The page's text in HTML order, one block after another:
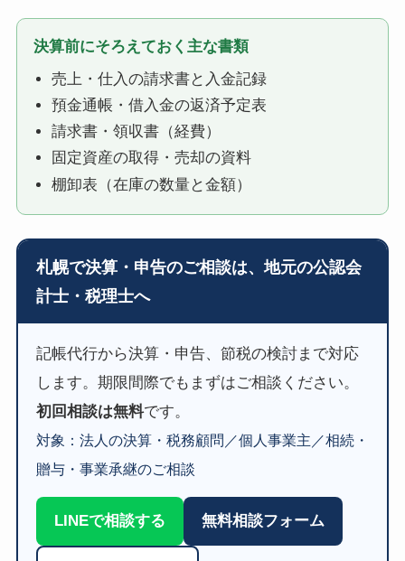
決算前にそろえておく主な書類
売上・仕入の請求書と入金記録
預金通帳・借入金の返済予定表
請求書・領収書（経費）
固定資産の取得・売却の資料
棚卸表（在庫の数量と金額）
札幌で決算・申告のご相談は、地元の公認会
計士・税理士へ
記帳代行から決算・申告、節税の検討まで対応
します。期限間際でもまずはご相談ください。
初回相談は無料です。
対象：法人の決算・税務顧問／個人事業主／相続・
贈与・事業承継のご相談
LINEで相談する 無料相談フォーム